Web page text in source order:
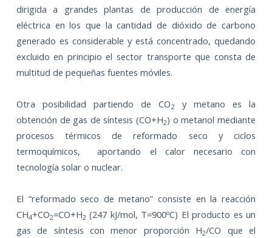
dirigida a grandes plantas de producción de energía
eléctrica en los que la cantidad de dióxido de carbono
generado es considerable y está concentrado, quedando
excluido en principio el sector transporte que consta de
multitud de pequeñas fuentes móviles.
Otra posibilidad partiendo de CO2
y metano es la
obtención de gas de síntesis (CO+H2) o metanol mediante
procesos térmicos de reformado seco y ciclos
termoquímicos,
aportando el calor necesario con
tecnología solar o nuclear.
El “reformado seco de metano” consiste en la reacción
CH4+CO2=CO+H2 (247 kJ/mol, T=900ºC) El producto es un
gas de síntesis con menor proporción H2/CO que el